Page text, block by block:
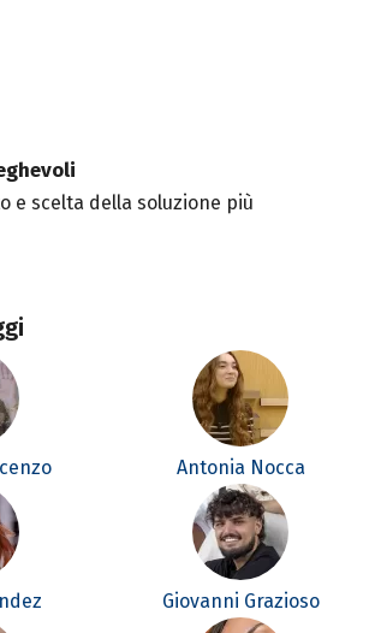
e scelta della soluzione più
Antonia Nocca
Giovanni Grazioso